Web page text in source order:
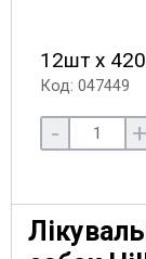
12шт х
Код: 047449
- +